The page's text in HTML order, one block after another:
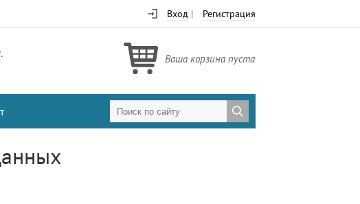
Вход | Регистрация
Ваша корзина пуста